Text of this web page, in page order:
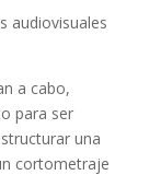
audiovisuales
a cabo,
para ser
una
cortometraje